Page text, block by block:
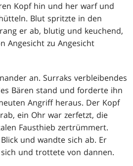
Kopf hin und her warf und
Blut spritzte in den
er ab, blutig und keuchend,
Angesicht zu Angesicht
an. Surraks verbleibendes
Bären stand und forderte ihn
Angriff heraus. Der Kopf
ein Ohr war zerfetzt, die
Fausthieb zertrümmert.
und wandte sich ab. Er
und trottete von dannen.